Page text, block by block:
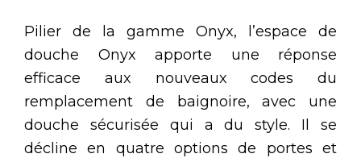
Pilier de la gamme Onyx, l’espace de
douche Onyx apporte une réponse
efficace aux nouveaux codes du
remplacement de baignoire, avec une
douche sécurisée qui a du style. Il se
décline en quatre options de portes et